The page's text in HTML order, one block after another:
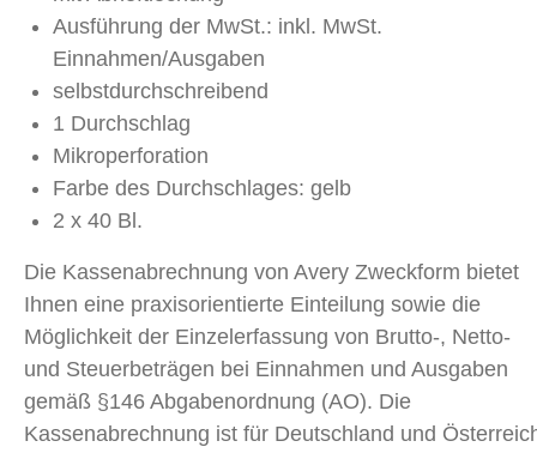
Ausführung der MwSt.: inkl. MwSt.
Einnahmen/Ausgaben
selbstdurchschreibend
1 Durchschlag
Mikroperforation
Farbe des Durchschlages: gelb
2 x 40 Bl.
Die Kassenabrechnung von Avery Zweckform bietet
Ihnen eine praxisorientierte Einteilung sowie die
Möglichkeit der Einzelerfassung von Brutto-, Netto-
und Steuerbeträgen bei Einnahmen und Ausgaben
gemäß §146 Abgabenordnung (AO). Die
Kassenabrechnung ist für Deutschland und